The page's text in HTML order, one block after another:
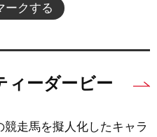
ークする
ィーダービー
競走馬を擬人化したキャラ